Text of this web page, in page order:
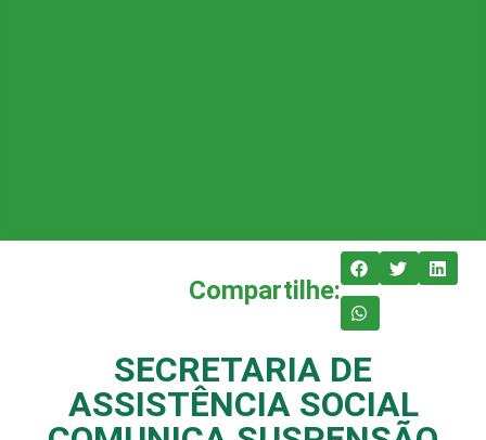
Compartilhe:
SECRETARIA DE
ASSISTÊNCIA SOCIAL